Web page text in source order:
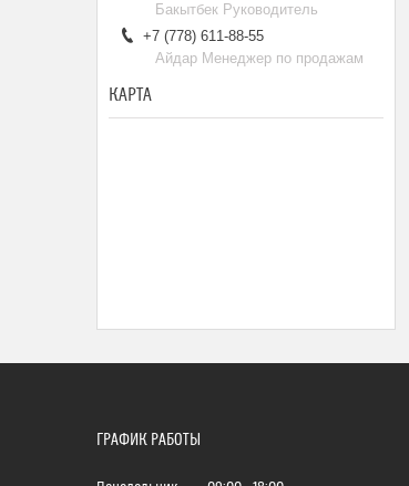
Бакытбек Руководитель
+7 (778) 611-88-55
Айдар Менеджер по продажам
КАРТА
ГРАФИК РАБОТЫ